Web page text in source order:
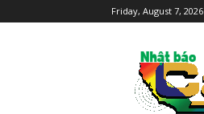
Friday, August 7, 2026